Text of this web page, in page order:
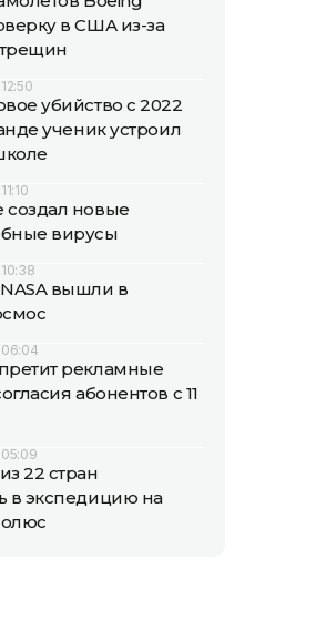
в США из-за
убийство с 2022
ученик устроил
новые
вирусы
вышли в
06:04
рекламные
абонентов с 11
05:09
22 стран
в экспедицию на